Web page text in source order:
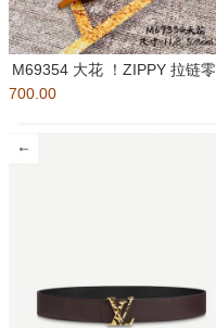
M69354 大花 ！ZIPPY 拉链零
钱包 Monogra
700.00